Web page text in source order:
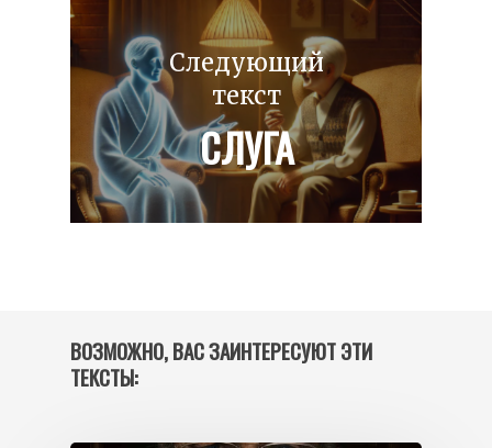
Следующий
текст
СЛУГА
ВОЗМОЖНО, ВАС ЗАИНТЕРЕСУЮТ ЭТИ
ТЕКСТЫ: